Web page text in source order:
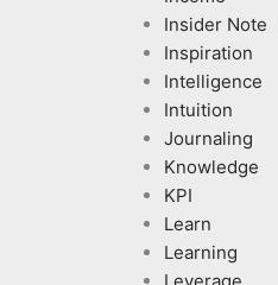
Insider Note
Inspiration
Intelligence
Intuition
Journaling
Knowledge
KPI
Learn
Learning